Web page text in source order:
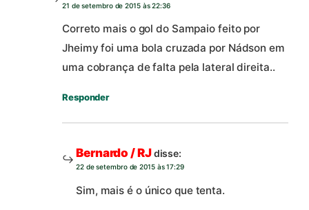
21 de setembro de 2015 às 22:36
Correto mais o gol do Sampaio feito por
Jheimy foi uma bola cruzada por Nádson em
uma cobrança de falta pela lateral direita..
Responder
Bernardo / RJdisse:
22 de setembro de 2015 às 17:29
Sim, mais é o único que tenta.